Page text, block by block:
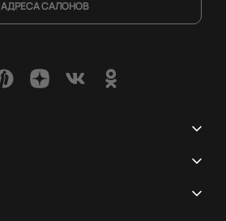
АДРЕСА САЛОНОВ